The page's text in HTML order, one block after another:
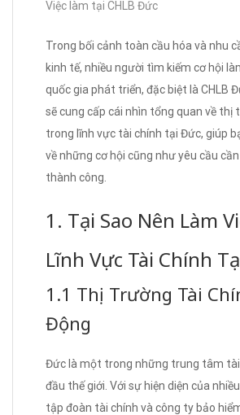
Việc làm tại CHLB Đức
Trong bối cảnh toàn cầu hóa và nhu
kinh tế, nhiều người tìm kiếm cơ hội
quốc gia phát triển, đặc biệt là CHLB
sẽ cung cấp cái nhìn tổng quan về thị
trong lĩnh vực tài chính tại Đức, giúp
về những cơ hội cũng như yêu cầu
thành công.
1. Tại Sao Nên Làm
Lĩnh Vực Tài Chính
1.1 Thị Trường Tài
Động
Đức là một trong những trung tâm tài
đầu thế giới. Với sự hiện diện của
tập đoàn tài chính và công ty bảo